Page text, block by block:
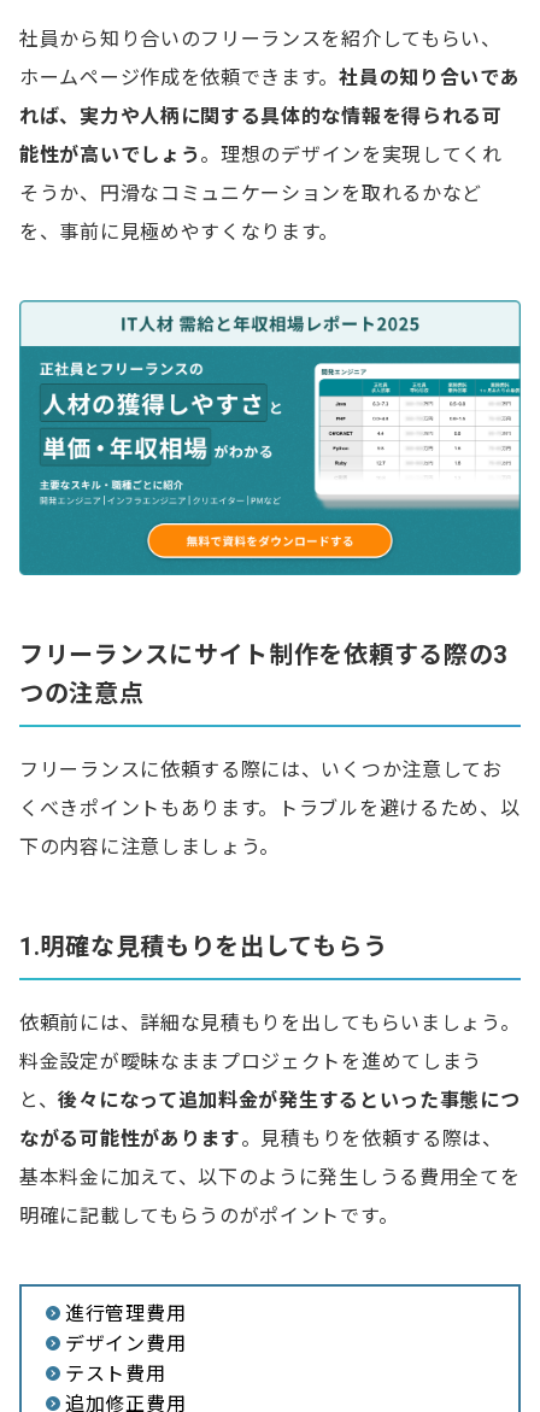
社員から知り合いのフリーランスを紹介してもらい、
ホームページ作成を依頼できます。社員の知り合いであ
れば、実力や人柄に関する具体的な情報を得られる可
能性が高いでしょう 。理想のデザインを実現してくれ
そうか、円滑なコミュニケーションを取れるかなど
を、事前に見極めやすくなります。
フリーランスにサイト制作を依頼する際の3
つの注意点
フリーランスに依頼する際には、いくつか注意してお
くべきポイントもあります。トラブルを避けるため、以
下の内容に注意しましょう。
1.明確な見積もりを出してもらう
依頼前には、詳細な見積もりを出してもらいましょう。
料金設定が曖昧なままプロジェクトを進めてしまう
と、後々になって追加料金が発生するといった事態につ
ながる可能性があります。見積もりを依頼する際は、
基本料金に加えて、以下のように発生しうる費用全てを
明確に記載してもらうのがポイントです。
進行管理費用
デザイン費用
テスト費用
追加修正費用